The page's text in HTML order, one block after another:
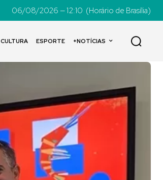
06/08/2026 — 12:10 (Horário de Brasília)
CULTURA ESPORTE +NOTÍCIAS